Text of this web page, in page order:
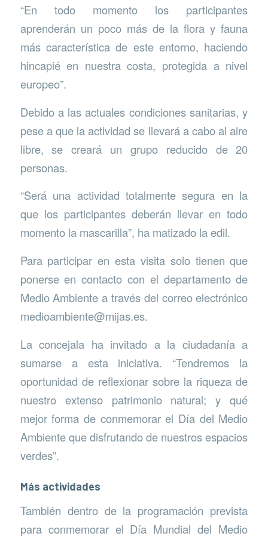
“En todo momento los participantes
aprenderán un poco más de la flora y fauna
más característica de este entorno, haciendo
hincapié en nuestra costa, protegida a nivel
europeo”.
Debido a las actuales condiciones sanitarias, y
pese a que la actividad se llevará a cabo al aire
libre, se creará un grupo reducido de 20
personas.
“Será una actividad totalmente segura en la
que los participantes deberán llevar en todo
momento la mascarilla”, ha matizado la edil.
Para participar en esta visita solo tienen que
ponerse en contacto con el departamento de
Medio Ambiente a través del correo electrónico
medioambiente@mijas.es.
La concejala ha invitado a la ciudadanía a
sumarse a esta iniciativa. “Tendremos la
oportunidad de reflexionar sobre la riqueza de
nuestro extenso patrimonio natural; y qué
mejor forma de conmemorar el Día del Medio
Ambiente que disfrutando de nuestros espacios
verdes”.
Más actividades
También dentro de la programación prevista
para conmemorar el Día Mundial del Medio